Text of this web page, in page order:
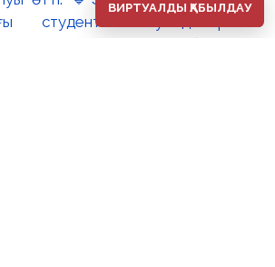
ВИРТУАЛДЫ ҚАБЫЛДАУ